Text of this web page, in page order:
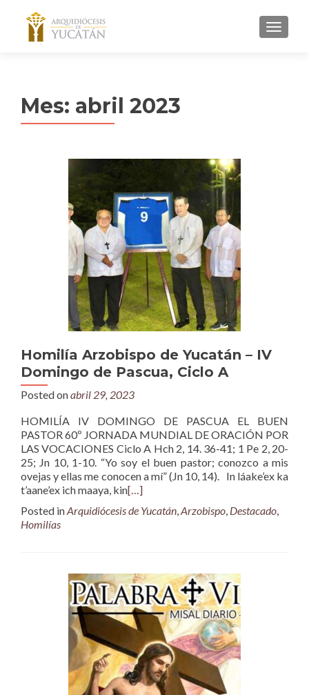
MENU
Mes: abril 2023
Homilía Arzobispo de Yucatán – IV
Domingo de Pascua, Ciclo A
Posted onabril 29, 2023
HOMILÍA IV DOMINGO DE PASCUA EL BUEN
PASTOR 60º JORNADA MUNDIAL DE ORACIÓN POR
LAS VOCACIONES Ciclo A Hch 2, 14. 36-41; 1 Pe 2, 20-
25; Jn 10, 1-10. “Yo soy el buen pastor; conozco a mis
ovejas y ellas me conocen a mí” (Jn 10, 14). In láake’ex ka
t’aane’ex ich maaya, kin[…]
Posted inArquidiócesis de Yucatán,Arzobispo, Destacado,
Homilías